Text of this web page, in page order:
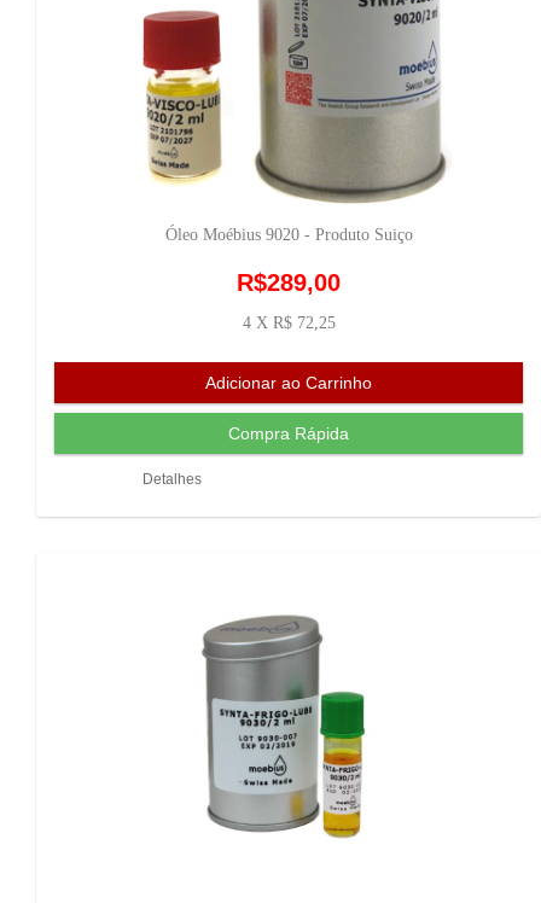
Óleo Moébius 9020 - Produto Suiço
R$289,00
4 X R$ 72,25
Detalhes